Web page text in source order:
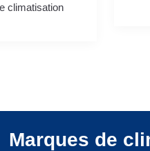
climatisation
Marques de